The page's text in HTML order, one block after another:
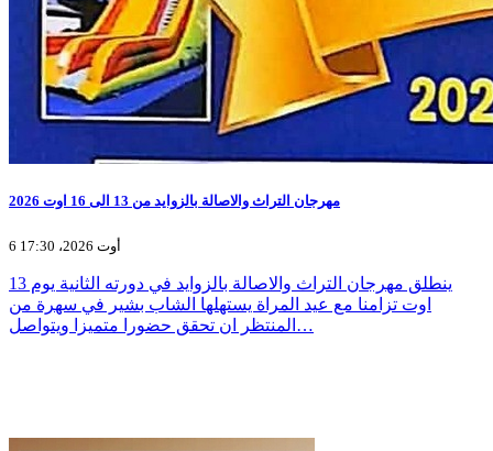
مهرجان التراث والاصالة بالزوايد من 13 الى 16 اوت 2026
6 أوت 2026، 17:30
ينطلق مهرجان التراث والاصالة بالزوايد في دورته الثانية يوم 13
اوت تزامنا مع عيد المراة يستهلها الشاب بشير في سهرة من
المنتظر ان تحقق حضورا متميزا ويتواصل…